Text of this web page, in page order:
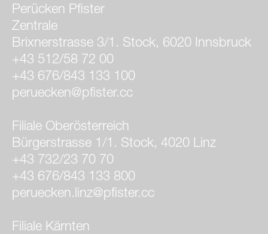
Perücken Pfister
Zentrale
Brixnerstrasse 3/1. Stock, 6020 Innsbruck
+43 512/58 72 00
+43 676/843 133 100
peruecken@pfister.cc
Filiale Oberösterreich
Bürgerstrasse 1/1. Stock, 4020 Linz
+43 732/23 70 70
+43 676/843 133 800
peruecken.linz@pfister.cc
Filiale Kärnten